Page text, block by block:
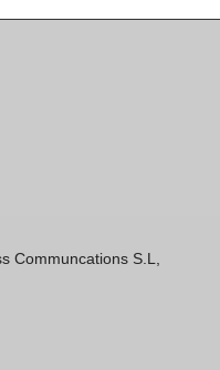
Communcations S.L,